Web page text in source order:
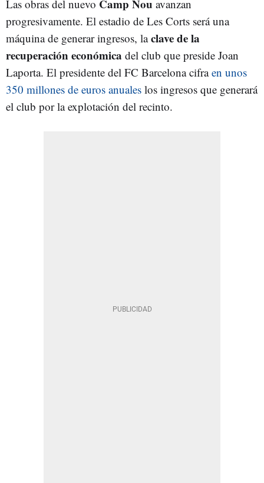
Las obras del nuevo Camp Nou avanzan
progresivamente. El estadio de Les Corts será una
máquina de generar ingresos, laclave de la
recuperación económica del club que preside Joan
Laporta. El presidente del FC Barcelona cifraen unos
350 millones de euros anuales los ingresos que generará
el club por la explotación del recinto.